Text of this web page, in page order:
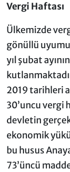
Vergi Haftası
Ülkemizde
gönüllü
yıl şubat
2019 tarihleri
30’uncu vergi
devletin
ekonomik
bu husus
73’üncü